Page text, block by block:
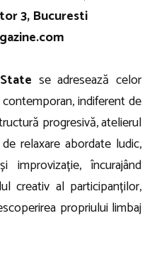
3, Bucuresti
se adresează celor
indiferent de
progresivă, atelierul
relaxare abordate ludic,
încurajând
creativ al participanților,
propriului limbaj